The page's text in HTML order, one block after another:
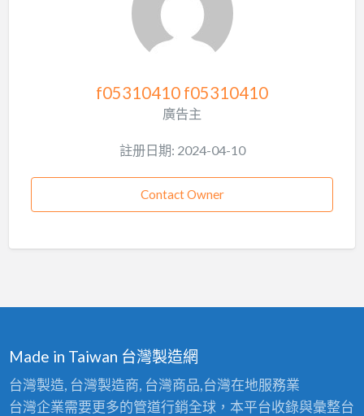
f05310410 f05310410
廣告主
註册日期: 2024-04-10
Contact Owner
Made in Taiwan 台灣製造網
台灣製造, 台灣製造商, 台灣商品,台灣在地服務業
台灣企業需要更多的管道行銷全球，本平台收錄與彙整台